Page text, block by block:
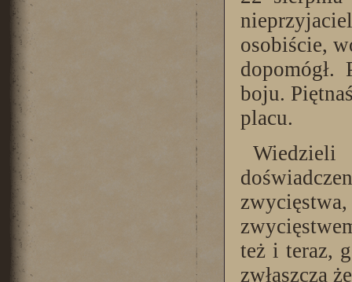
osobiście,
dopomógł.
boju.
placu.
też i teraz,
zwłaszcza